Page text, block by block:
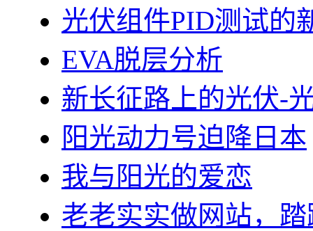
光伏组件PID测试的
EVA脱层分析
新长征路上的光伏-
阳光动力号迫降日本
我与阳光的爱恋
老老实实做网站，